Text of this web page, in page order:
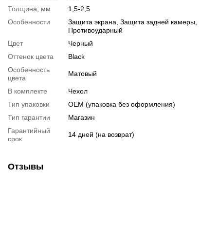
Толщина, мм
1,5-2,5
Особенности
Защита экрана, Защита задней камеры,
Противоударный
Цвет
Черный
Оттенок цвета
Black
Особенность
цвета
Матовый
В комплекте
Чехол
Тип упаковки
OEM (упаковка без оформления)
Тип гарантии
Магазин
Гарантийный
срок
14 дней (на возврат)
Отзывы